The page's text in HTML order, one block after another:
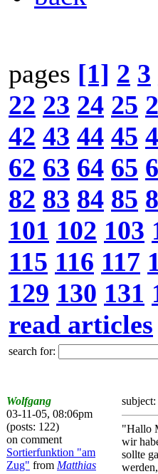
pages [1] 2 3
22 23 24 25
42 43 44 45
62 63 64 65
82 83 84 85
101 102 103
115 116 117
129 130 131
read articles
search for:
Wolfgang
03-11-05, 08:06pm
(posts: 122)
on comment
Sortierfunktion "am
Zug" from Matthias
subject:
"Hallo
wir
sollte